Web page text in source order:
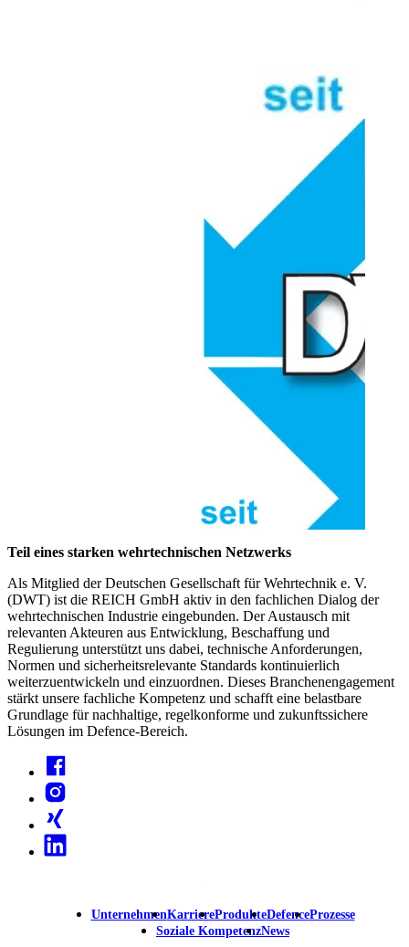
Teil eines starken wehrtechnischen Netzwerks
Als Mitglied der Deutschen Gesellschaft für Wehrtechnik e. V.
(DWT) ist die REICH GmbH aktiv in den fachlichen Dialog der
wehrtechnischen Industrie eingebunden. Der Austausch mit
relevanten Akteuren aus Entwicklung, Beschaffung und
Regulierung unterstützt uns dabei, technische Anforderungen,
Normen und sicherheitsrelevante Standards kontinuierlich
weiterzuentwickeln und einzuordnen. Dieses Branchenengagement
stärkt unsere fachliche Kompetenz und schafft eine belastbare
Grundlage für nachhaltige, regelkonforme und zukunftssichere
Lösungen im Defence-Bereich.
Linkedin
UnternehmenKarriereProdukteDefenceProzesse
Soziale KompetenzNews